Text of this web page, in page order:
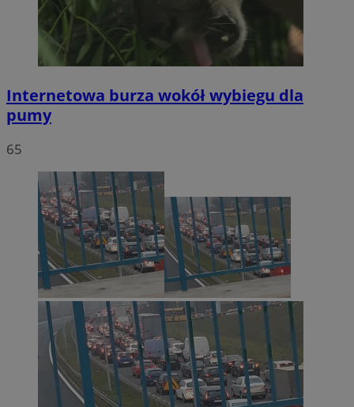
Internetowa burza wokół wybiegu dla
pumy
65